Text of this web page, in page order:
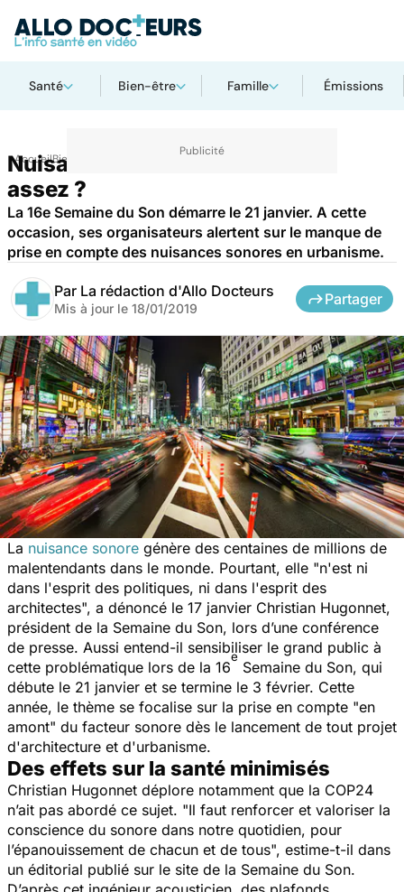
Santé Bien-être Famille Émissions
AccueilBien-être
Nuisances sonores : en fait-on
assez ?
La 16e Semaine du Son démarre le 21 janvier. A cette
occasion, ses organisateurs alertent sur le manque de
prise en compte des nuisances sonores en urbanisme.
Par La rédaction d'Allo Docteurs
Mis à jour le 18/01/2019
Partager
La nuisance sonore génère des centaines de millions de
malentendants dans le monde. Pourtant, elle "n'est ni
dans l'esprit des politiques, ni dans l'esprit des
architectes", a dénoncé le 17 janvier Christian Hugonnet,
président de la Semaine du Son, lors d’une conférence
de presse. Aussi entend-il sensibiliser le grand public à
cette problématique lors de la 16
e
Semaine du Son, qui
débute le 21 janvier et se termine le 3 février. Cette
année, le thème se focalise sur la prise en compte "en
amont" du facteur sonore dès le lancement de tout projet
d'architecture et d'urbanisme.
Des effets sur la santé minimisés
Christian Hugonnet déplore notamment que la COP24
n’ait pas abordé ce sujet. "Il faut renforcer et valoriser la
conscience du sonore dans notre quotidien, pour
l’épanouissement de chacun et de tous", estime-t-il dans
un éditorial publié sur le site de la Semaine du Son.